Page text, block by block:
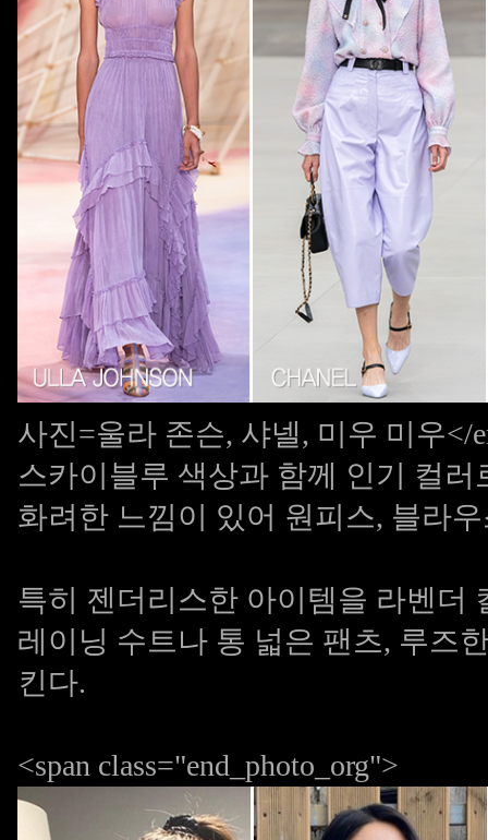
사진=울라 존슨, 샤넬, 미우 미우</
스카이블루 색상과 함께 인기 컬
화려한 느낌이 있어 원피스, 블라
특히 젠더리스한 아이템을 라벤더
레이닝 수트나 통 넓은 팬츠, 루즈
킨다.
<span class="end_photo_org">